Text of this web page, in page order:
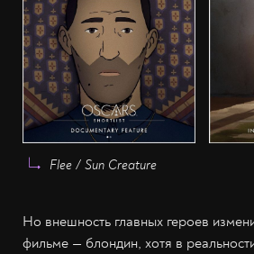
Flee / Sun Creature
Но внешность главных героев
фильме — блондин, хотя в